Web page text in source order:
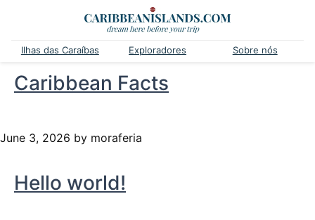
Ilhas das Caraíbas Exploradores Sobre nós
Caribbean Facts
June 3, 2026 by moraferia
Hello world!